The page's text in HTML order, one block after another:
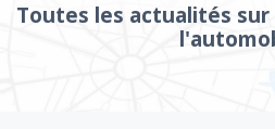
Toutes les actualités